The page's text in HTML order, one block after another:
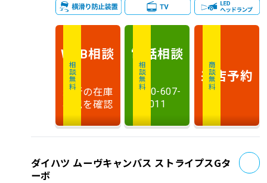
相談無料
WEB相談
最新の在庫
状況を確認
相談無料
電話相談
0120-607-
011
商談無料
来店予約
ダイハツ ムーヴキャンバス ストライプスGタ
ーボ